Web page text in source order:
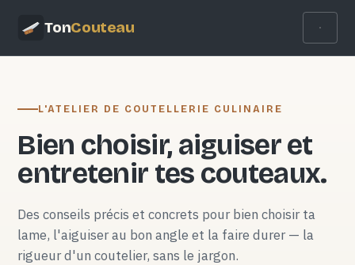
TonCouteau
L'ATELIER DE COUTELLERIE CULINAIRE
Bien choisir, aiguiser et
entretenir tes couteaux.
Des conseils précis et concrets pour bien choisir ta
lame, l'aiguiser au bon angle et la faire durer — la
rigueur d'un coutelier, sans le jargon.